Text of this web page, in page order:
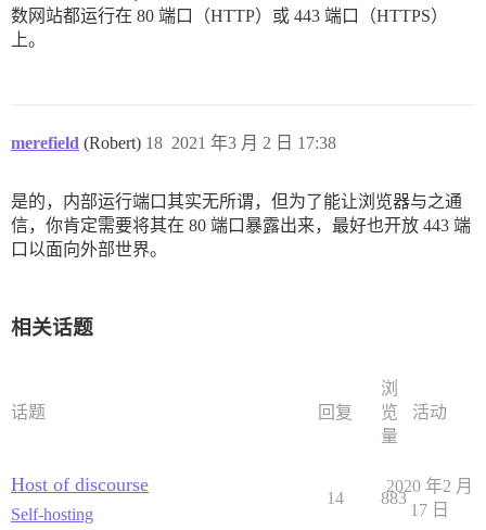
数网站都运行在 80 端口（HTTP）或 443 端口（HTTPS）
上。
merefield (Robert) 2021 年3 月 2 日 17:38
18
是的，内部运行端口其实无所谓，但为了能让浏览器与之通
信，你肯定需要将其在 80 端口暴露出来，最好也开放 443 端
口以面向外部世界。
相关话题
话题 回复
浏
览
量
活动
Host of discourse
Self-hosting
14 883
2020 年2 月
17 日